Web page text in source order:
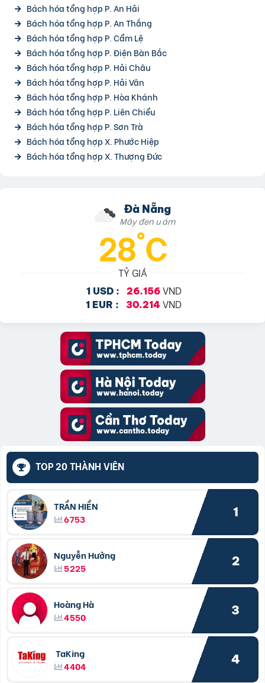
Bách hóa tổng hợp P. An Hải
Bách hóa tổng hợp P. An Thắng
Bách hóa tổng hợp P. Cẩm Lệ
Bách hóa tổng hợp P. Điện Bàn Bắc
Bách hóa tổng hợp P. Hải Châu
Bách hóa tổng hợp P. Hải Vân
Bách hóa tổng hợp P. Hòa Khánh
Bách hóa tổng hợp P. Liên Chiểu
Bách hóa tổng hợp P. Sơn Trà
Bách hóa tổng hợp X. Phước Hiệp
Bách hóa tổng hợp X. Thượng Đức
Đà Nẵng
Mây đen u ám
28°C
TỶ GIÁ
1 USD : 26.156VND
1 EUR : 30.214 VND
TOP 20 THÀNH VIÊN
TRẦN HIỀN
6753
1
Nguyễn Hưởng
5225
2
Hoàng Hà
4550
3
TaKing
4404
4